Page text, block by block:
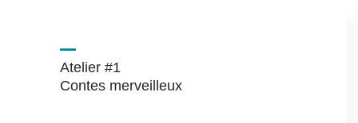
Atelier #1
Contes merveilleux